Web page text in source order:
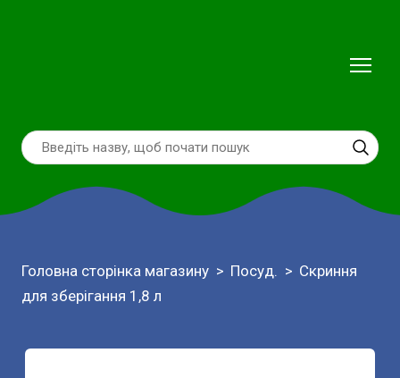
Головна сторінка магазину Посуд.
Скриння
для зберігання 1,8 л